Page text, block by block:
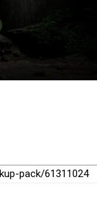
pack/61311024